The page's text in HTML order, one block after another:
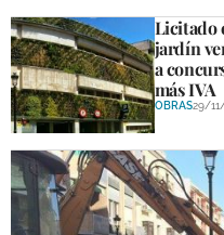
COFRADÍAS
DEPORTES
COMPETICIONES
DEPORTE BASE
Licitado
jardín
a
más IVA
OBRAS29/